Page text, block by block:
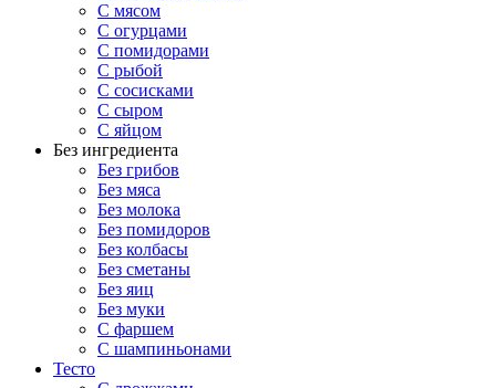
С мясом
С огурцами
С помидорами
С рыбой
С сосисками
С сыром
С яйцом
Без ингредиента
Без грибов
Без мяса
Без молока
Без помидоров
Без колбасы
Без сметаны
Без яиц
Без муки
С фаршем
С шампиньонами
Тесто